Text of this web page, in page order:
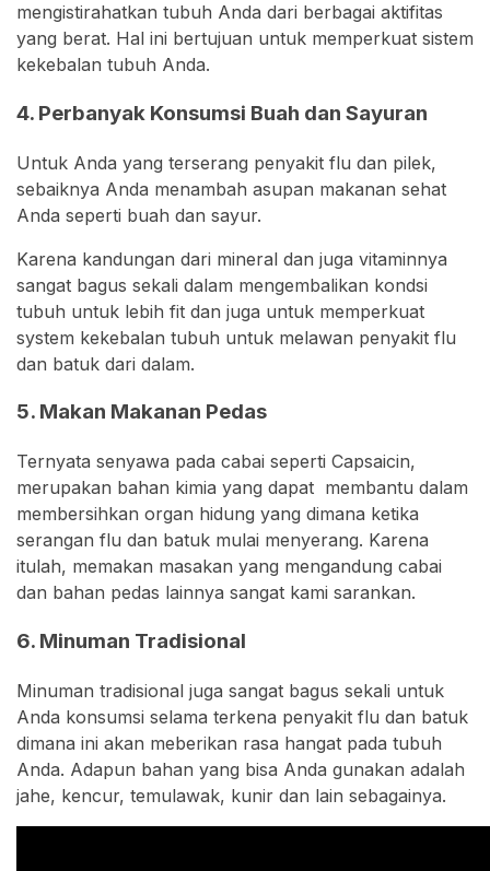
mengistirahatkan tubuh Anda dari berbagai aktifitas
yang berat. Hal ini bertujuan untuk memperkuat sistem
kekebalan tubuh Anda.
4. Perbanyak Konsumsi Buah dan Sayuran
Untuk Anda yang terserang penyakit flu dan pilek,
sebaiknya Anda menambah asupan makanan sehat
Anda seperti buah dan sayur.
Karena kandungan dari mineral dan juga vitaminnya
sangat bagus sekali dalam mengembalikan kondsi
tubuh untuk lebih fit dan juga untuk memperkuat
system kekebalan tubuh untuk melawan penyakit flu
dan batuk dari dalam.
5. Makan Makanan Pedas
Ternyata senyawa pada cabai seperti Capsaicin,
merupakan bahan kimia yang dapat membantu dalam
membersihkan organ hidung yang dimana ketika
serangan flu dan batuk mulai menyerang. Karena
itulah, memakan masakan yang mengandung cabai
dan bahan pedas lainnya sangat kami sarankan.
6. Minuman Tradisional
Minuman tradisional juga sangat bagus sekali untuk
Anda konsumsi selama terkena penyakit flu dan batuk
dimana ini akan meberikan rasa hangat pada tubuh
Anda. Adapun bahan yang bisa Anda gunakan adalah
jahe, kencur, temulawak, kunir dan lain sebagainya.